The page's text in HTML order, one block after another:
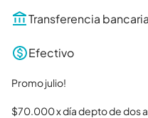
Transferencia bancaria
Efectivo
Promo julio!
$70.000 x día depto de dos